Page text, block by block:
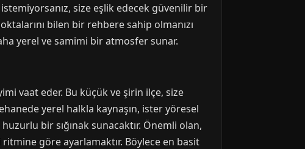
size eşlik edecek güvenilir bir
bilen bir rehbere sahip olmanızı
yerel ve samimi bir atmosfer sunar.
vaat eder. Bu küçük ve şirin ilçe, size
yerel halkla kaynaşın, ister yöresel
bir sığınak sunacaktır. Önemli olan,
göre ayarlamaktır. Böylece en basit